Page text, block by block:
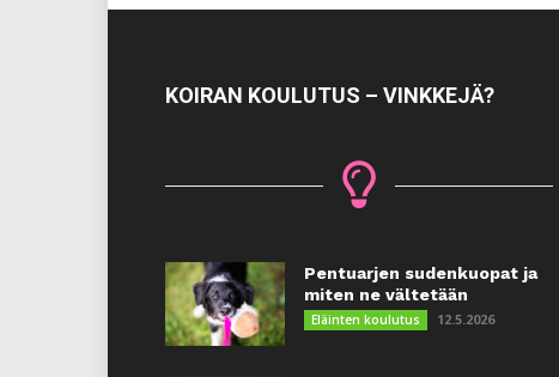
KOIRAN KOULUTUS – VINKKEJÄ?
Pentuarjen sudenkuopat ja
miten ne vältetään
Eläinten koulutus 12.5.2026